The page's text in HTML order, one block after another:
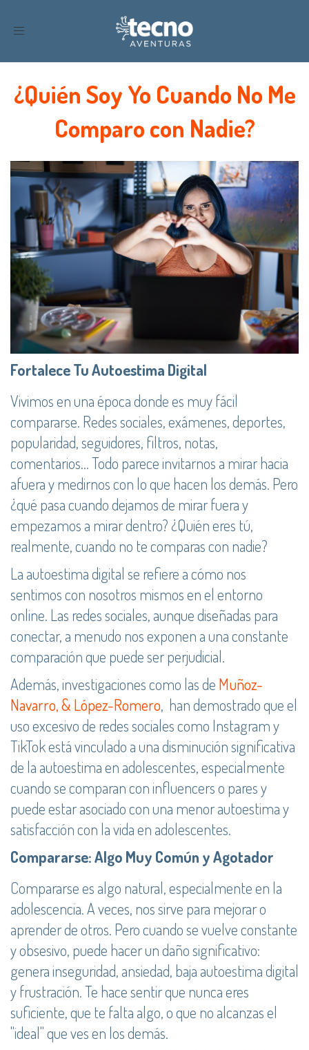
Toggle
¿Quién Soy Yo Cuando No Me
Comparo con Nadie?
Fortalece Tu Autoestima Digital
Vivimos en una época donde es muy fácil
compararse. Redes sociales, exámenes, deportes,
popularidad, seguidores, filtros, notas,
comentarios… Todo parece invitarnos a mirar hacia
afuera y medirnos con lo que hacen los demás. Pero
¿qué pasa cuando dejamos de mirar fuera y
empezamos a mirar dentro? ¿Quién eres tú,
realmente, cuando no te comparas con nadie?
La autoestima digital se refiere a cómo nos
sentimos con nosotros mismos en el entorno
online. Las redes sociales, aunque diseñadas para
conectar, a menudo nos exponen a una constante
comparación que puede ser perjudicial.
Además, investigaciones como las de Muñoz-
Navarro, & López-Romero, han demostrado que el
uso excesivo de redes sociales como Instagram y
TikTok está vinculado a una disminución significativa
de la autoestima en adolescentes, especialmente
cuando se comparan con influencers o pares y
puede estar asociado con una menor autoestima y
satisfacción con la vida en adolescentes.
Compararse: Algo Muy Común y Agotador
Compararse es algo natural, especialmente en la
adolescencia. A veces, nos sirve para mejorar o
aprender de otros. Pero cuando se vuelve constante
y obsesivo, puede hacer un daño significativo:
genera inseguridad, ansiedad, baja autoestima digital
y frustración. Te hace sentir que nunca eres
suficiente, que te falta algo, o que no alcanzas el
"ideal" que ves en los demás.